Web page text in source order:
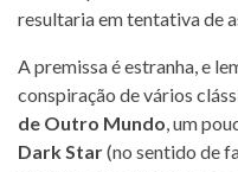
resultaria em tentativa de
A premissa é estranha, e
conspiração de vários
de Outro Mundo, um
Dark Star(no sentido de